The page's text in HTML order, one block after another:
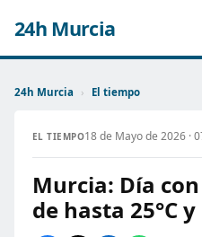
24h Murcia
24h Murcia › El tiempo
EL TIEMPO18 de Mayo de 2026 ·
Murcia: Día
de hasta 25°C